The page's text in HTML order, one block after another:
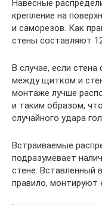
Навесные
крепление на
и саморезов. Как
стены составляют
В случае, если
между щитком и
монтаже лучше
и таким образом,
случайного удара
Встраиваемые
подразумевает
стене. Вставленный
правило, монтируют